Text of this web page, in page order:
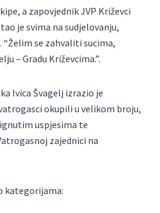
a zapovjednik JVP Križevci
je svima na sudjelovanju,
se zahvaliti sucima,
– Gradu Križevcima.”.
Ivica Švagelj izrazio je
okupili u velikom broju,
uspjesima te
zajednici na
kategorijama: